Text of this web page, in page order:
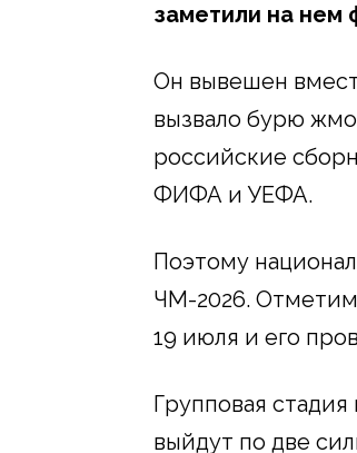
заметили на нем
Он вывешен
вызвало бурю
российские
ФИФА и УЕФА.
Поэтому
ЧМ-2026.
19 июля и его
Групповая
выйдут по две